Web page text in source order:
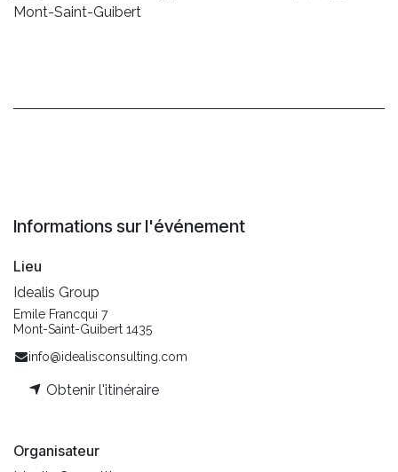
Mont-Saint-Guibert
Informations sur l'événement
Lieu
Idealis Group
Emile Francqui 7
Mont-Saint-Guibert 1435
info@idealisconsulting.com
Obtenir l'itinéraire
Organisateur